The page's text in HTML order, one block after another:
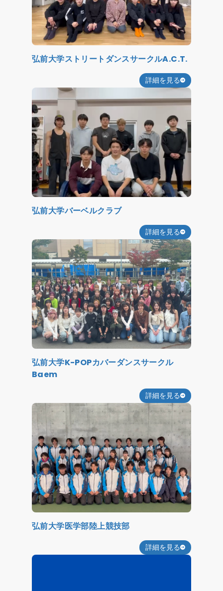
弘前大学ストリートダンスサークルA.C.T.
詳細を見る
弘前大学バーベルクラブ
詳細を見る
弘前大学K-POPカバーダンスサークル
Baem
詳細を見る
弘前大学医学部陸上競技部
詳細を見る